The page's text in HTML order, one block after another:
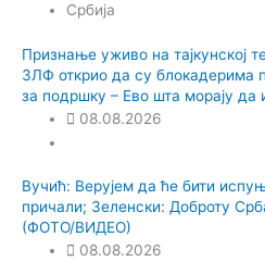
Србија
Признање уживо на тајкунској
ЗЛФ открио да су блокадерима
за подршку – Ево шта морају да
08.08.2026
Вучић: Верујем да ће бити
причали; Зеленски: Доброту
(ФОТО/ВИДЕО)
08.08.2026